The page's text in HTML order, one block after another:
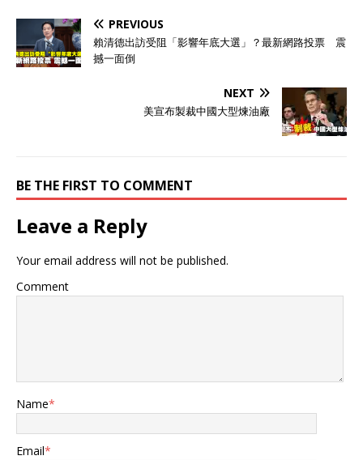
PREVIOUS
賴清德出訪受阻「影響年底大選」？最新網路投票 震
撼一面倒
NEXT
美宣布製裁中國大型煉油廠
BE THE FIRST TO COMMENT
Leave a Reply
Your email address will not be published.
Comment
Name*
Email*